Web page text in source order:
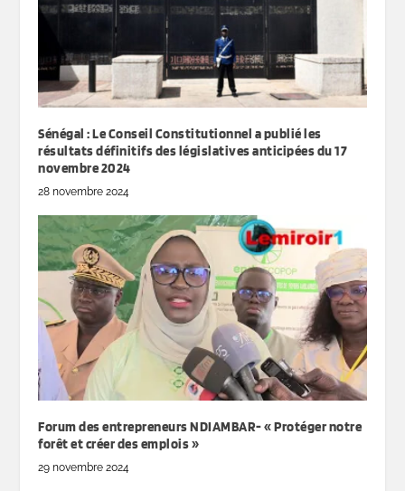
Sénégal : Le Conseil Constitutionnel a publié les
résultats définitifs des législatives anticipées du 17
novembre 2024
28 novembre 2024
Forum des entrepreneurs NDIAMBAR- « Protéger notre
forêt et créer des emplois »
29 novembre 2024